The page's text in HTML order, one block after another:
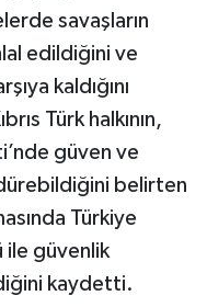
savaşların
edildiğini ve
kaldığını
Türk halkının,
güven ve
belirten
Türkiye
ile güvenlik
kaydetti.